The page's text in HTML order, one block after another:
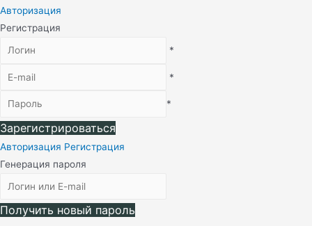
Авторизация
Регистрация
*
*
*
Зарегистрироваться
Авторизация Регистрация
Генерация пароля
Получить новый пароль